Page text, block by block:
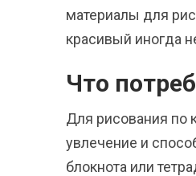
материалы для
красивый иногда
Что
Для рисования по
увлечение и
блокнота или